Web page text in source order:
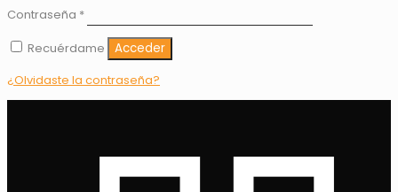
Contraseña *
Recuérdame
Acceder
¿Olvidaste la contraseña?